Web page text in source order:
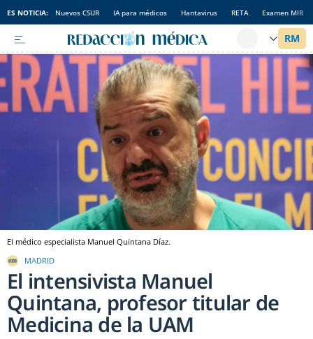
ES NOTICIA: Nuevos CSUR IA para médicos Hantavirus RETA Examen MIR
El médico especialista Manuel Quintana Díaz.
MADRID
El intensivista Manuel
Quintana, profesor titular de
Medicina de la UAM